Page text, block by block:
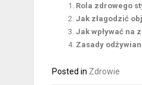
Rola zdrowego
Jak złagodzić
Jak wpływać na
Zasady
Posted in Zdrowie